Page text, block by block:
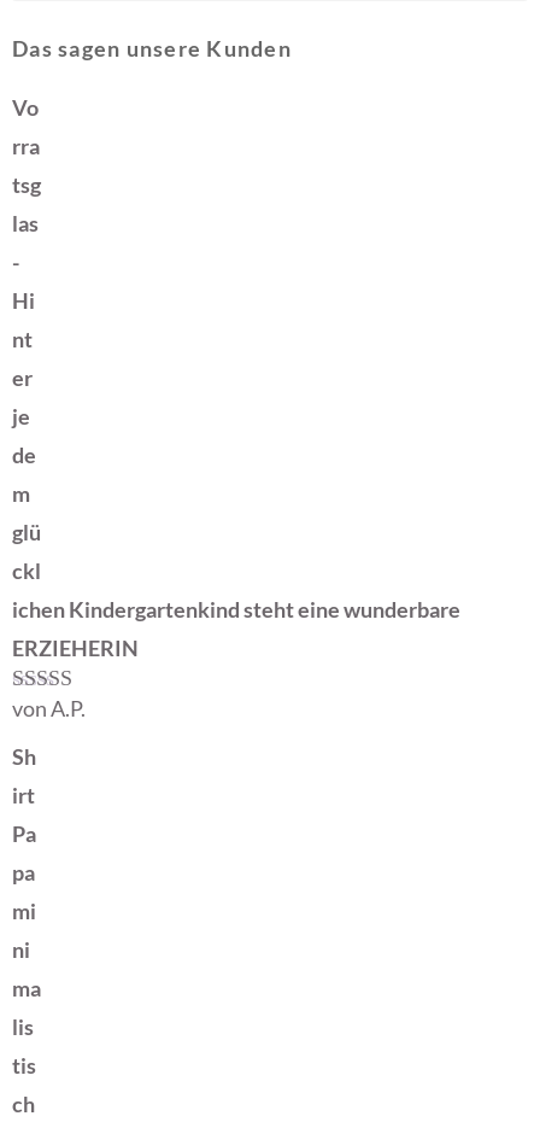
Das sagen unsere Kunden
Vo
rra
tsg
las
-
Hi
nt
er
je
de
m
glü
ckl
ichen Kindergartenkind steht eine wunderbare
ERZIEHERIN
Bewertet mit
von A.P.
Sh
irt
Pa
pa
mi
ni
ma
lis
tis
ch